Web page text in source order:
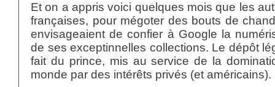
Et on a appris voici quelques mois que les
françaises, pour mégoter des bouts de
envisageaient de confier à Google la
de ses exceptinnelles collections. Le dépôt
fait du prince, mis au service de la
monde par des intérêts privés (et américains).